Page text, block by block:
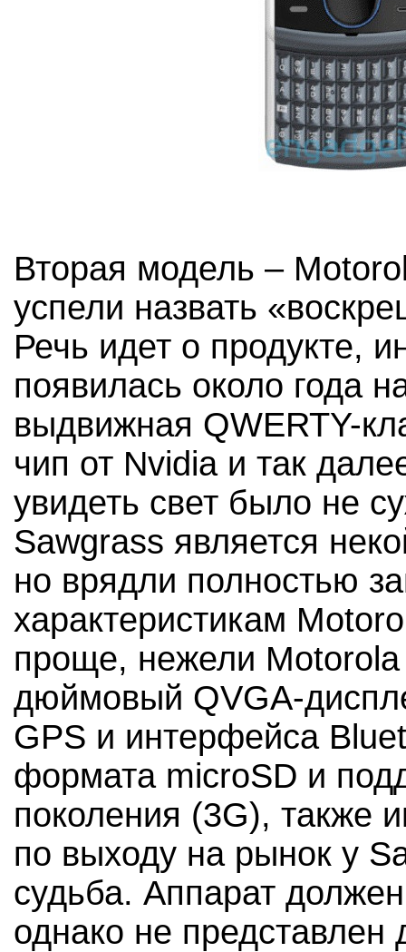
Вторая модель –
успели назвать
Речь идет о продукте,
появилась около года
выдвижная QWERTY-
чип от Nvidia и так
увидеть свет было не
Sawgrass является
но врядли полностью
характеристикам
проще, нежели
дюймовый QVGA-
GPS и интерфейса
формата microSD и
поколения (3G), также
по выходу на рынок у
судьба. Аппарат
однако не представлен